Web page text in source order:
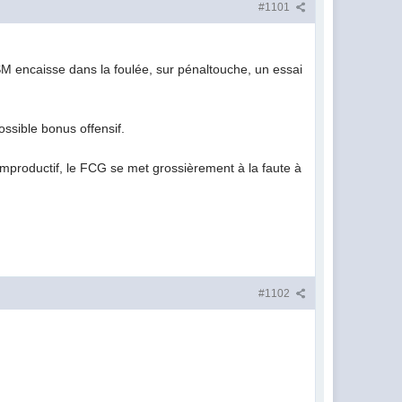
#1101
encaisse dans la foulée, sur pénaltouche, un essai
bonus offensif.
le FCG se met grossièrement à la faute à
#1102